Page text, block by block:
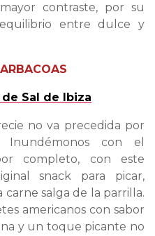
contraste, por su
entre dulce y
Sal de Ibiza
no va precedida por
Inundémonos con el
completo, con este
snack para picar,
carne salga de la parrilla.
americanos con sabor
y un toque picante no